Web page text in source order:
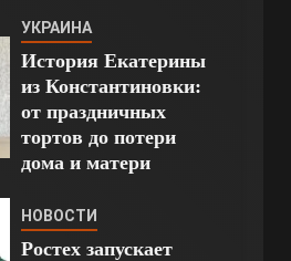
УКРАИНА
История Екатерины
из Константиновки:
от праздничных
тортов до потери
дома и матери
НОВОСТИ
Ростех запускает